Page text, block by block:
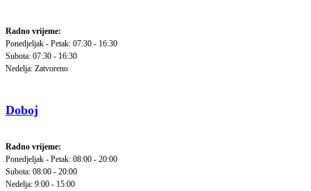
Radno vrijeme:
Ponedjeljak - Petak: 07:30 - 16:30
Subota: 07:30 - 16:30
Nedelja: Zatvoreno
Doboj
Radno vrijeme:
Ponedjeljak - Petak: 08:00 - 20:00
Subota: 08:00 - 20:00
Nedelja: 9:00 - 15:00